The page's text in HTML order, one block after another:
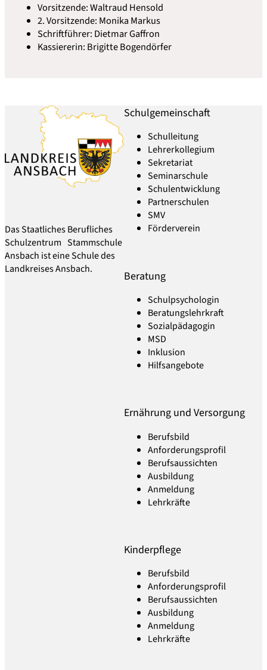
Vorsitzende: Waltraud Hensold
2. Vorsitzende: Monika Markus
Schriftführer: Dietmar Gaffron
Kassiererin: Brigitte Bogendörfer
Das Staatliches Berufliches
Schulzentrum Stammschule
Ansbach ist eine Schule des
Landkreises Ansbach.
Schulgemeinschaft
Schulleitung
Lehrerkollegium
Sekretariat
Seminarschule
Schulentwicklung
Partnerschulen
SMV
Förderverein
Beratung
Schulpsychologin
Beratungslehrkraft
Sozialpädagogin
MSD
Inklusion
Hilfsangebote
Ernährung und Versorgung
Berufsbild
Anforderungsprofil
Berufsaussichten
Ausbildung
Anmeldung
Lehrkräfte
Kinderpflege
Berufsbild
Anforderungsprofil
Berufsaussichten
Ausbildung
Anmeldung
Lehrkräfte